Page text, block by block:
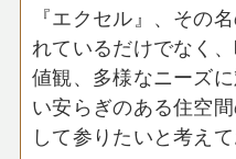
『エクセル』、その
れているだけでなく
値観、多様なニーズ
い安らぎのある住空
して参りたいと考えて